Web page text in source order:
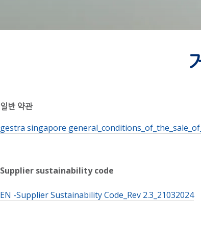
일반 약관
gestra singapore
Supplier sustainability code
EN -Supplier Sustainability Code_Rev 2.3_21032024